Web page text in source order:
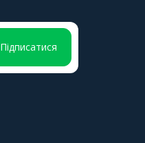
Підписатися